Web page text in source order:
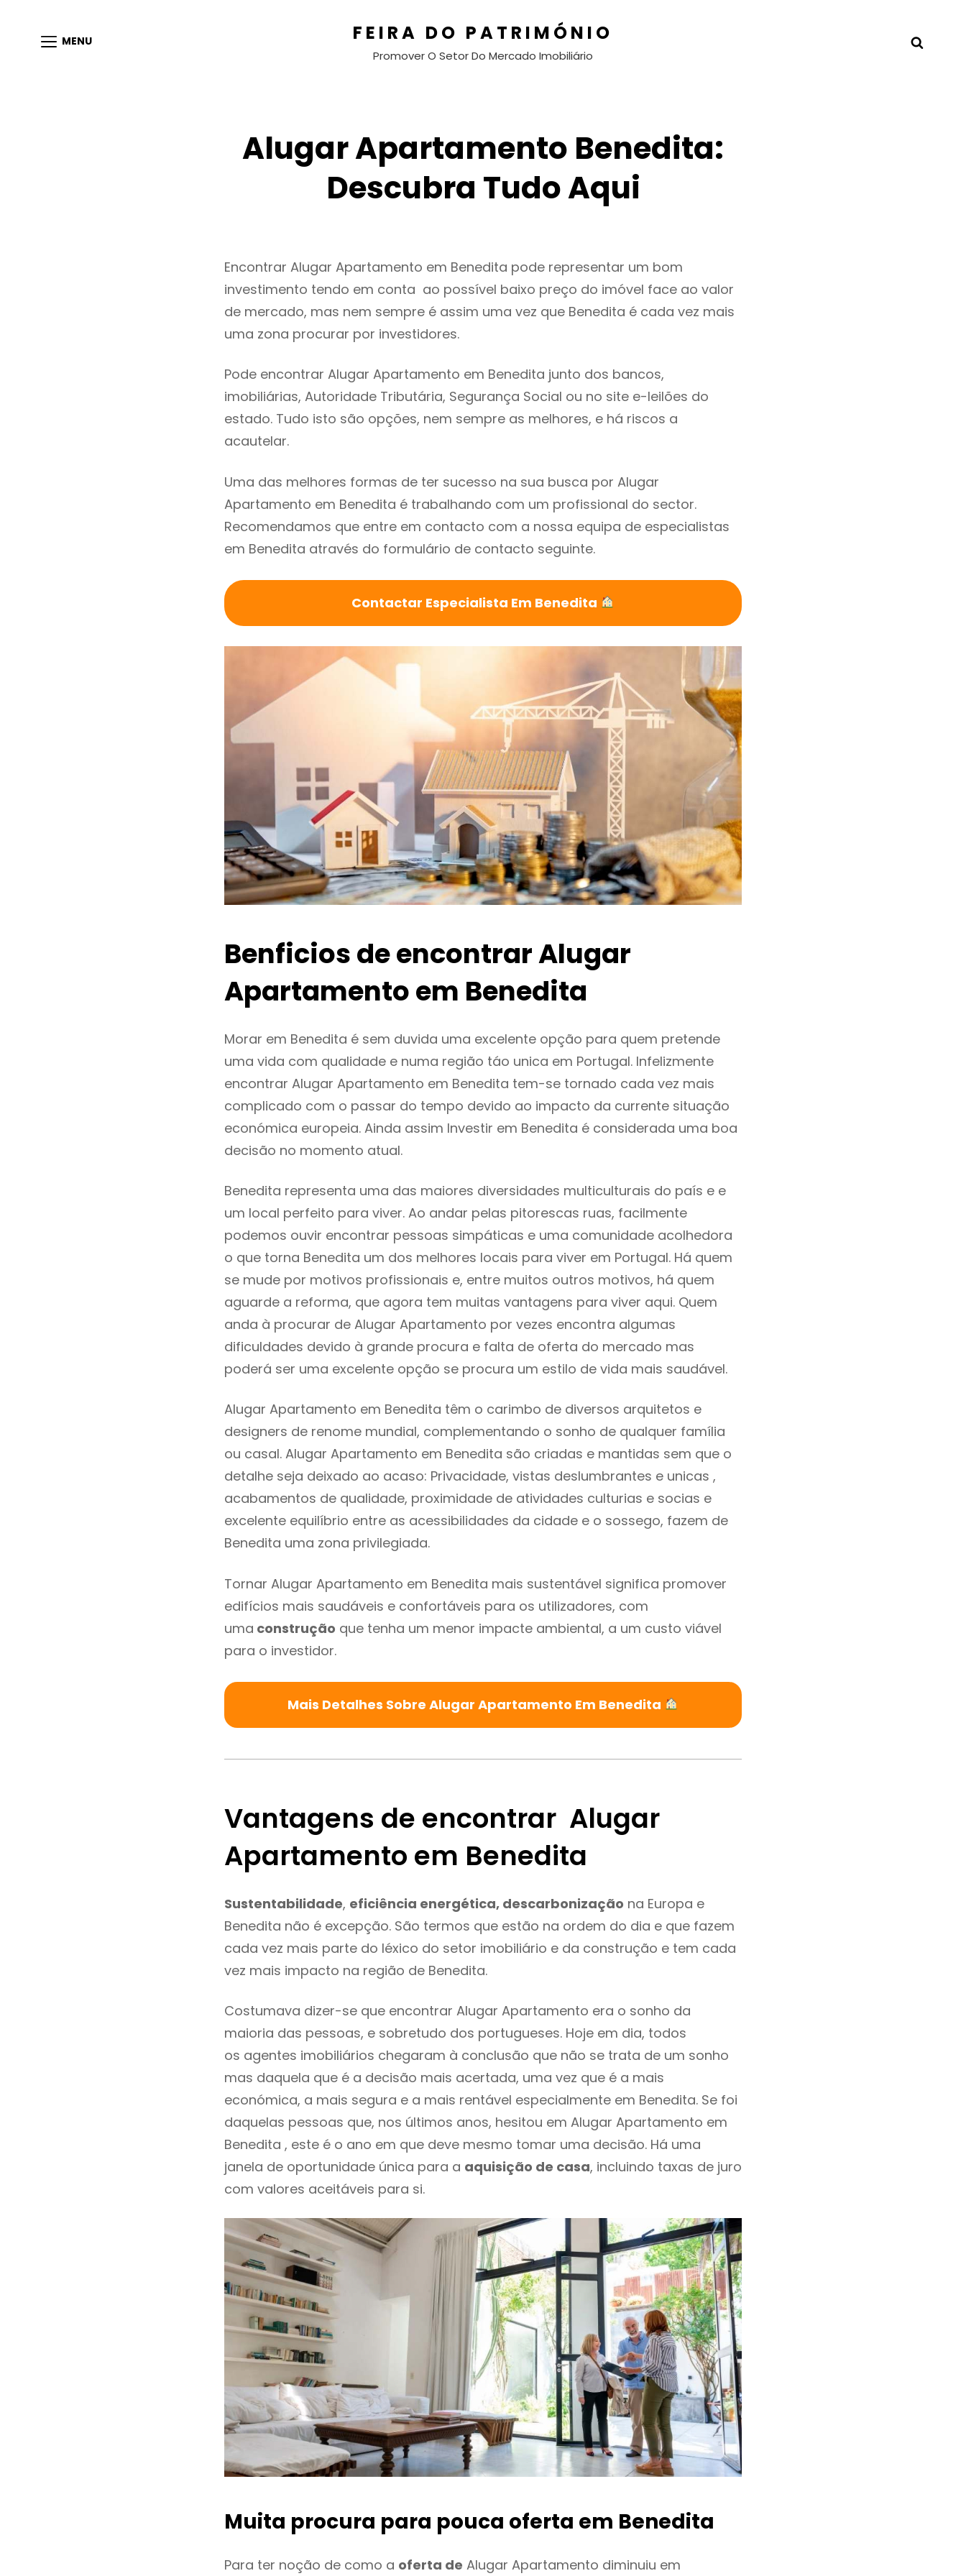
MENU FEIRA DO PATRIMÓNIO
Promover O Setor Do Mercado Imobiliário
Alugar Apartamento Benedita:
Descubra Tudo Aqui
Encontrar Alugar Apartamento em Benedita pode representar um bom
investimento tendo em conta ao possível baixo preço do imóvel face ao valor
de mercado, mas nem sempre é assim uma vez que Benedita é cada vez mais
uma zona procurar por investidores.
Pode encontrar Alugar Apartamento em Benedita junto dos bancos,
imobiliárias, Autoridade Tributária, Segurança Social ou no site e-leilões do
estado. Tudo isto são opções, nem sempre as melhores, e há riscos a
acautelar.
Uma das melhores formas de ter sucesso na sua busca por Alugar
Apartamento em Benedita é trabalhando com um profissional do sector.
Recomendamos que entre em contacto com a nossa equipa de especialistas
em Benedita através do formulário de contacto seguinte.
Contactar Especialista Em Benedita
Benficios de encontrar Alugar
Apartamento em Benedita
Morar em Benedita é sem duvida uma excelente opção para quem pretende
uma vida com qualidade e numa região táo unica em Portugal. Infelizmente
encontrar Alugar Apartamento em Benedita tem-se tornado cada vez mais
complicado com o passar do tempo devido ao impacto da currente situação
económica europeia. Ainda assim Investir em Benedita é considerada uma boa
decisão no momento atual.
Benedita representa uma das maiores diversidades multiculturais do país e e
um local perfeito para viver. Ao andar pelas pitorescas ruas, facilmente
podemos ouvir encontrar pessoas simpáticas e uma comunidade acolhedora
o que torna Benedita um dos melhores locais para viver em Portugal. Há quem
se mude por motivos profissionais e, entre muitos outros motivos, há quem
aguarde a reforma, que agora tem muitas vantagens para viver aqui. Quem
anda à procurar de Alugar Apartamento por vezes encontra algumas
dificuldades devido à grande procura e falta de oferta do mercado mas
poderá ser uma excelente opção se procura um estilo de vida mais saudável.
Alugar Apartamento em Benedita têm o carimbo de diversos arquitetos e
designers de renome mundial, complementando o sonho de qualquer família
ou casal. Alugar Apartamento em Benedita são criadas e mantidas sem que o
detalhe seja deixado ao acaso: Privacidade, vistas deslumbrantes e unicas ,
acabamentos de qualidade, proximidade de atividades culturias e socias e
excelente equilíbrio entre as acessibilidades da cidade e o sossego, fazem de
Benedita uma zona privilegiada.
Tornar Alugar Apartamento em Benedita mais sustentável significa promover
edifícios mais saudáveis e confortáveis para os utilizadores, com
uma construção que tenha um menor impacte ambiental, a um custo viável
para o investidor.
Mais Detalhes Sobre Alugar Apartamento Em Benedita
Vantagens de encontrar Alugar
Apartamento em Benedita
Sustentabilidade, eficiência energética, descarbonização na Europa e
Benedita não é excepção. São termos que estão na ordem do dia e que fazem
cada vez mais parte do léxico do setor imobiliário e da construção e tem cada
vez mais impacto na região de Benedita.
Costumava dizer-se que encontrar Alugar Apartamento era o sonho da
maioria das pessoas, e sobretudo dos portugueses. Hoje em dia, todos
os agentes imobiliários chegaram à conclusão que não se trata de um sonho
mas daquela que é a decisão mais acertada, uma vez que é a mais
económica, a mais segura e a mais rentável especialmente em Benedita. Se foi
daquelas pessoas que, nos últimos anos, hesitou em Alugar Apartamento em
Benedita , este é o ano em que deve mesmo tomar uma decisão. Há uma
janela de oportunidade única para a aquisição de casa, incluindo taxas de juro
com valores aceitáveis para si.
Muita procura para pouca oferta em Benedita
Para ter noção de como a oferta de Alugar Apartamento diminuiu em